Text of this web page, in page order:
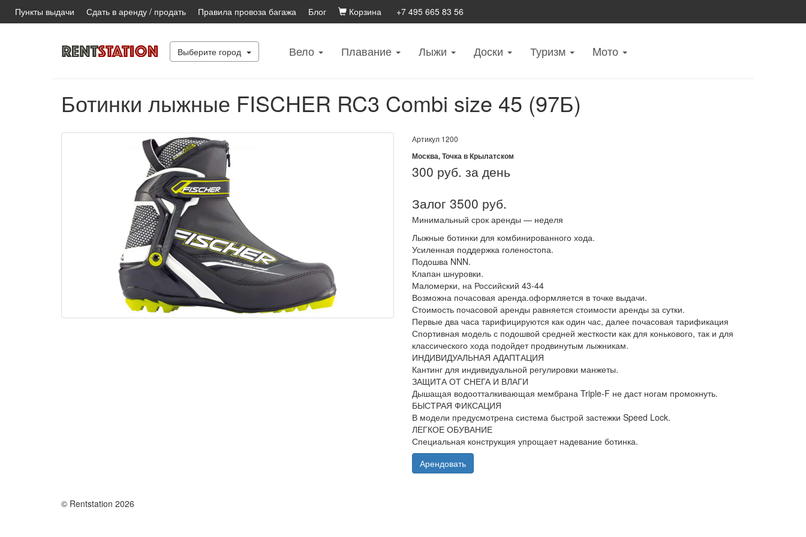
Пункты выдачи Сдать в аренду / продать Правила провоза багажа Блог Корзина +7 495 665 83 56
Выберите город Вело Плавание Лыжи Доски Туризм Mото
Ботинки лыжные FISCHER RC3 Combi size 45 (97Б)
Артикул 1200
Москва, Точка в Крылатском
300 руб. за день
Залог 3500 руб.
Минимальный срок аренды — неделя
Лыжные ботинки для комбинированного хода.
Усиленная поддержка голеностопа.
Подошва NNN.
Клапан шнуровки.
Маломерки, на Российский 43-44
Возможна почасовая аренда.оформляется в точке выдачи.
Стоимость почасовой аренды равняется стоимости аренды за сутки.
Первые два часа тарифицируются как один час, далее почасовая тарификация
Спортивная модель с подошвой средней жесткости как для конькового, так и для
классического хода подойдет продвинутым лыжникам.
ИНДИВИДУАЛЬНАЯ АДАПТАЦИЯ
Кантинг для индивидуальной регулировки манжеты.
ЗАЩИТА ОТ СНЕГА И ВЛАГИ
Дышащая водоотталкивающая мембрана Triple-F не даст ногам промокнуть.
БЫСТРАЯ ФИКСАЦИЯ
В модели предусмотрена система быстрой застежки Speed Lock.
ЛЕГКОЕ ОБУВАНИЕ
Специальная конструкция упрощает надевание ботинка.
Арендовать
© Rentstation 2026